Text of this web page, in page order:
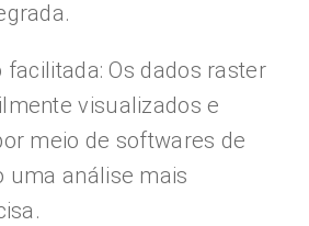
facilitada: Os dados raster
visualizados e
meio de softwares de
uma análise mais